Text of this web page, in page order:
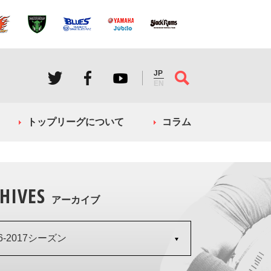
JP
EN
トップリーグについて コラム
アーカイブ
2017シーズン